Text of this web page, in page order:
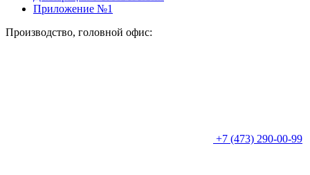
Приложение №1
Производство, головной офис:
+7 (473) 290-00-99